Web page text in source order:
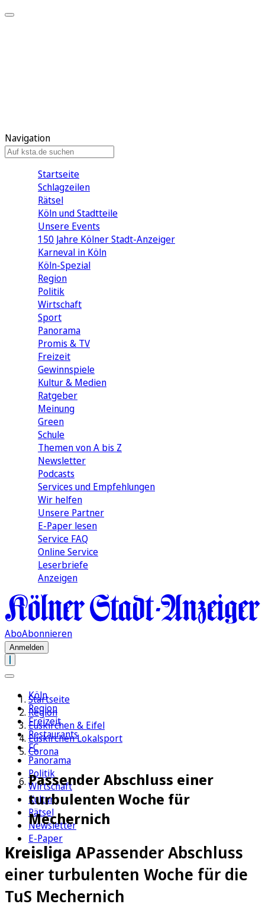
Navigation
Startseite
Schlagzeilen
Rätsel
Köln und Stadtteile
Unsere Events
150 Jahre Kölner Stadt-Anzeiger
Karneval in Köln
Köln-Spezial
Region
Politik
Wirtschaft
Sport
Panorama
Promis & TV
Freizeit
Gewinnspiele
Kultur & Medien
Ratgeber
Meinung
Green
Schule
Themen von A bis Z
Newsletter
Podcasts
Services und Empfehlungen
Wir helfen
Unsere Partner
E-Paper lesen
Service FAQ
Online Service
Leserbriefe
Anzeigen
AboAbonnieren
Anmelden
Köln
Region
Freizeit
Restaurants
FC
Panorama
Politik
Wirtschaft
Kultur
Rätsel
Newsletter
E-Paper
Startseite
Region
Euskirchen & Eifel
Euskirchen Lokalsport
Corona
Passender Abschluss einer
turbulenten Woche für
Mechernich
Kreisliga APassender Abschluss
einer turbulenten Woche für die
TuS Mechernich